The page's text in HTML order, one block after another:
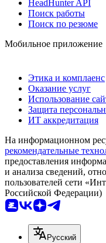
HeadHunter API
Поиск работы
Поиск по резюме
Мобильное приложение
Этика и комплаенс
Оказание услуг
Использование
Защита
ИТ аккредитация
На информационном
рекомендательные
предоставления
и анализа сведений,
пользователей сети
Российской Федерации)
Русский